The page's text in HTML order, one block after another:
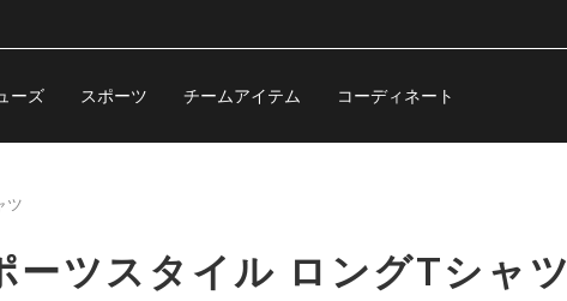
ーズ スポーツ チームアイテム コーディネート
ツ
ーツスタイル ロングTシャツ